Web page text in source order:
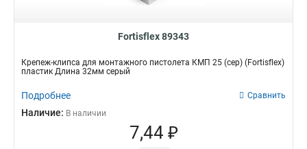
Fortisflex 89343
Крепеж-клипса для монтажного пистолета КМП 25 (сер) (Fortisflex)
пластик Длина 32мм серый
Подробнее Сравнить
Наличие: В наличии
7,44 ₽